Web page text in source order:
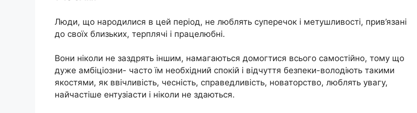
Люди, що народилися в цей період, не люблять суперечок і метушливості, прив’язані
до своїх близьких, терплячі і працелюбні.
Вони ніколи не заздрять іншим, намагаються домогтися всього самостійно, тому що
дуже амбіціозни- часто їм необхідний спокій і відчуття безпеки-володіють такими
якостями, як ввічливість, чесність, справедливість, новаторство, люблять увагу,
найчастіше ентузіасти і ніколи не здаються.